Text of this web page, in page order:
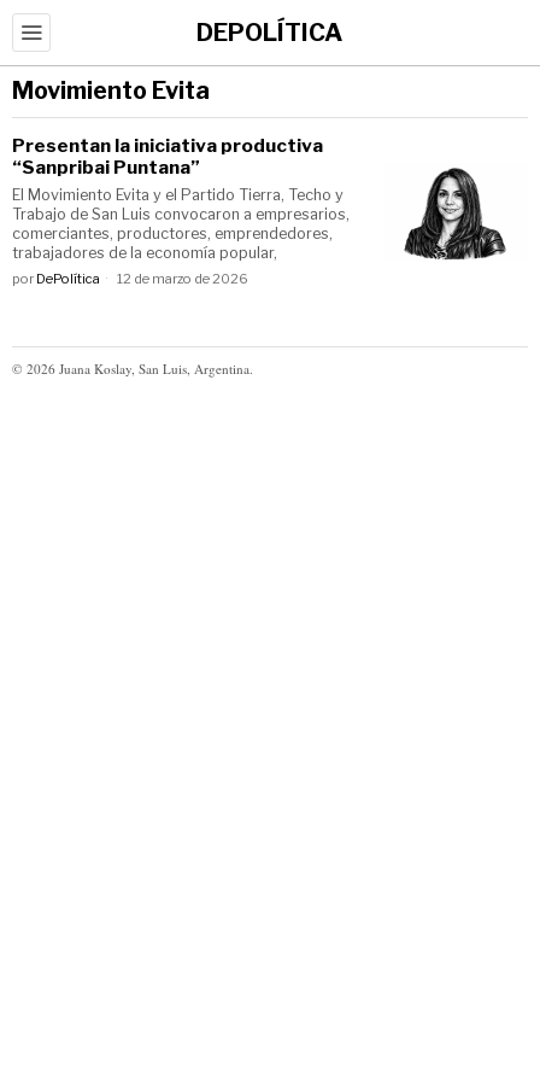
DEPOLÍTICA
Movimiento Evita
Presentan la iniciativa productiva
“Sanpribai Puntana”
El Movimiento Evita y el Partido Tierra, Techo y
Trabajo de San Luis convocaron a empresarios,
comerciantes, productores, emprendedores,
trabajadores de la economía popular,
por DePolítica 12 de marzo de 2026
© 2026 Juana Koslay, San Luis, Argentina.